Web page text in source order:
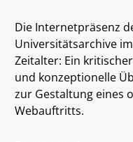
Die Internetpräsenz
Universitätsarchive
Zeitalter: Ein
und konzeptionelle
zur Gestaltung eines
Webauftritts.